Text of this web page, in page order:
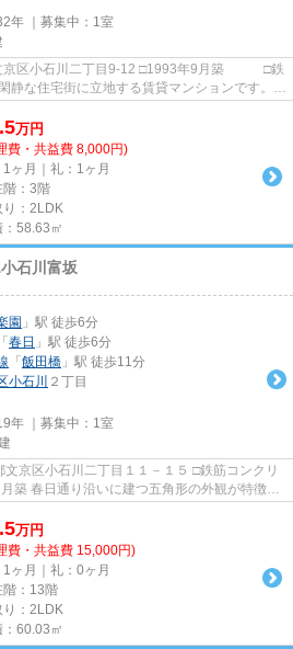
年 ｜募集中： 1室
万円
費・共益費 8,000円)
1ヶ月｜礼：1ヶ月
階：3階
り：2LDK
：58.63㎡
石川富坂
園 」駅 徒歩6分
「 春日 」駅 徒歩6分
「 飯田橋 」駅 徒歩11分
小石川 ２丁目
年 ｜募集中： 1室
特徴的
万円
費・共益費 15,000円)
1ヶ月｜礼：0ヶ月
階：13階
り：2LDK
：60.03㎡